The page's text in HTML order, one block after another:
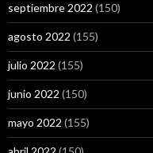
septiembre 2022 (150)
agosto 2022 (155)
julio 2022 (155)
junio 2022 (150)
mayo 2022 (155)